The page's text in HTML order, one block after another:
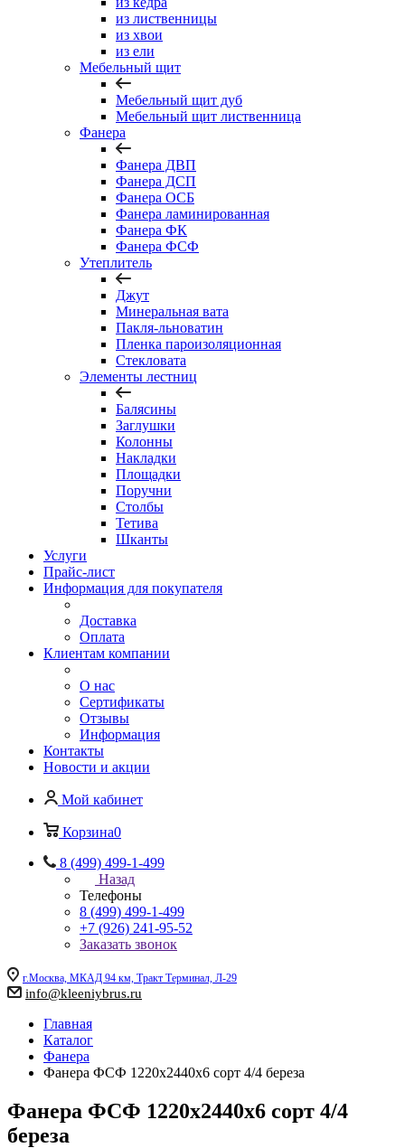
из лиственницы
из хвои
из ели
Мебельный щит
Мебельный щит дуб
Мебельный щит лиственница
Фанера
Фанера ДВП
Фанера ДСП
Фанера ОСБ
Фанера ламинированная
Фанера ФК
Фанера ФСФ
Утеплитель
Джут
Минеральная вата
Пакля-льноватин
Пленка пароизоляционная
Стекловата
Элементы лестниц
Балясины
Заглушки
Колонны
Накладки
Площадки
Поручни
Столбы
Тетива
Шканты
Услуги
Прайс-лист
Информация для покупателя
Доставка
Оплата
Клиентам компании
О нас
Сертификаты
Отзывы
Информация
Контакты
Новости и акции
Мой кабинет
Корзина0
8 (499) 499-1-499
Назад
Телефоны
8 (499) 499-1-499
+7 (926) 241-95-52
Заказать звонок
г.Москва, МКАД 94 км, Тракт Терминал, Л-29
info@kleeniybrus.ru
Главная
Каталог
Фанера
Фанера ФCФ 1220х2440х6 сорт 4/4 береза
Фанера ФCФ 1220х2440х6 сорт 4/4
береза